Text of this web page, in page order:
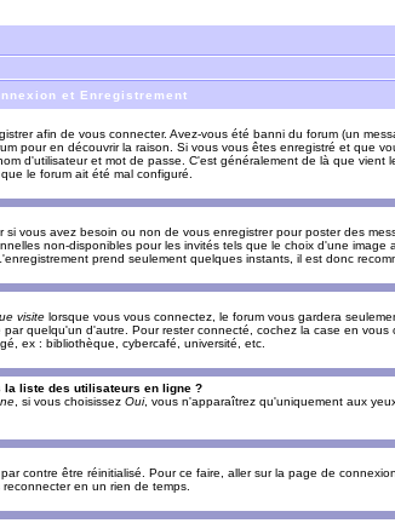
et Enregistrement
afin de vous connecter. Avez-vous été banni du forum (un
pour en découvrir la raison. Si vous vous êtes enregistré et que
d'utilisateur et mot de passe. C'est généralement de là que vient
le forum ait été mal configuré.
vous avez besoin ou non de vous enregistrer pour poster des
non-disponibles pour les invités tels que le choix d'une image
prend seulement quelques instants, il est donc
visite lorsque vous vous connectez, le forum vous gardera
quelqu'un d'autre. Pour rester connecté, cochez la case en
ex : bibliothèque, cybercafé, université, etc.
la liste des utilisateurs en ligne ?
, si vous choisissez Oui, vous n'apparaîtrez qu'uniquement aux
contre être réinitialisé. Pour ce faire, aller sur la page de
en un rien de temps.